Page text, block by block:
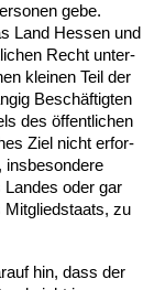
ge­be.
Land Hes­sen und
Recht un­ter­
klei­nen Teil der
Beschäftig­ten
des öffent­li­chen
Ziel nicht er­for­
ins­be­son­de­re
oder gar
Mit­glied­staats, zu
hin, dass der